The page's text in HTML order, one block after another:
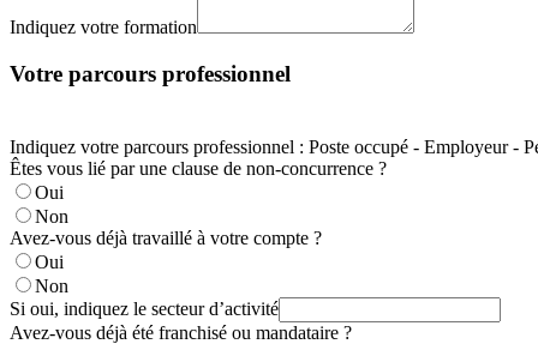
Indiquez votre formation
Votre parcours professionnel
Indiquez votre parcours professionnel : Poste occupé - Employeur -
Êtes vous lié par une clause de non-concurrence ?
Oui
Non
Avez-vous déjà travaillé à votre compte ?
Oui
Non
Si oui, indiquez le secteur d’activité
Avez-vous déjà été franchisé ou mandataire ?